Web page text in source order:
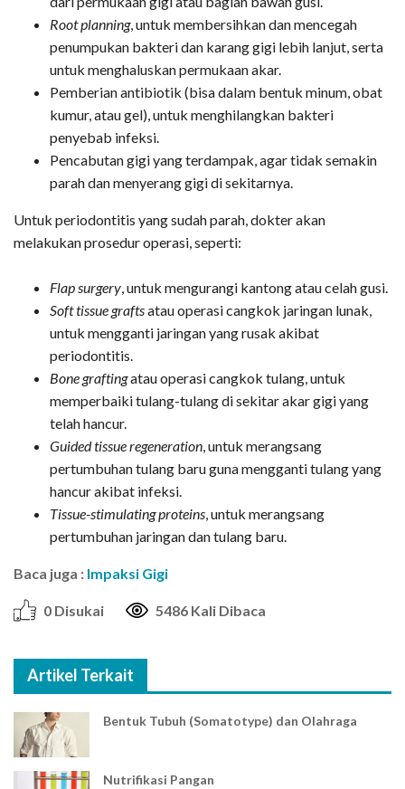
Root planning, untuk membersihkan dan mencegah
penumpukan bakteri dan karang gigi lebih lanjut, serta
untuk menghaluskan permukaan akar.
Pemberian antibiotik (bisa dalam bentuk minum, obat
kumur, atau gel), untuk menghilangkan bakteri
penyebab infeksi.
Pencabutan gigi yang terdampak, agar tidak semakin
parah dan menyerang gigi di sekitarnya.
Untuk periodontitis yang sudah parah, dokter akan
melakukan prosedur operasi, seperti:
Flap surgery, untuk mengurangi kantong atau celah gusi.
Soft tissue graftsatau operasi cangkok jaringan lunak,
untuk mengganti jaringan yang rusak akibat
periodontitis.
Bone graftingatau operasi cangkok tulang, untuk
memperbaiki tulang-tulang di sekitar akar gigi yang
telah hancur.
Guided tissue regeneration, untuk merangsang
pertumbuhan tulang baru guna mengganti tulang yang
hancur akibat infeksi.
Tissue-stimulating proteins, untuk merangsang
pertumbuhan jaringan dan tulang baru.
Baca juga : Impaksi Gigi
0 Disukai 5486 Kali Dibaca
Artikel Terkait
Bentuk Tubuh (Somatotype) dan Olahraga
Nutrifikasi Pangan